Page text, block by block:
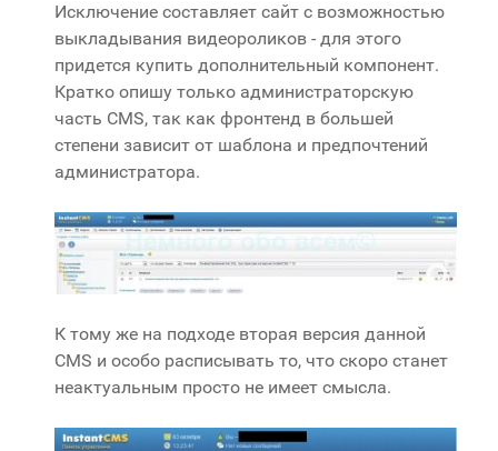
Исключение составляет сайт с возможностью
выкладывания видеороликов - для этого
придется купить дополнительный компонент.
Кратко опишу только администраторскую
часть CMS, так как фронтенд в большей
степени зависит от шаблона и предпочтений
администратора.
К тому же на подходе вторая версия данной
CMS и особо расписывать то, что скоро станет
неактуальным просто не имеет смысла.